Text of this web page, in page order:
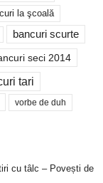
la şcoală
bancuri scurte
seci 2014
tari
vorbe de duh
cu tâlc – Povești de